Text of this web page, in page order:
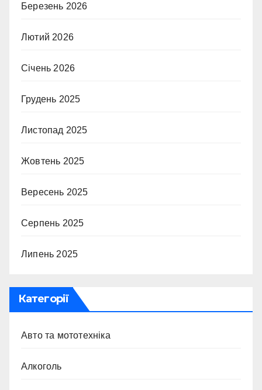
Березень 2026
Лютий 2026
Січень 2026
Грудень 2025
Листопад 2025
Жовтень 2025
Вересень 2025
Серпень 2025
Липень 2025
Категорії
Авто та мототехніка
Алкоголь